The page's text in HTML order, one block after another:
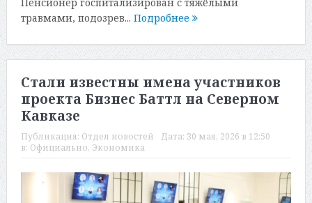
травмами, подозрев... Подробнее
Стали известны имена участников
проекта Бизнес Баттл на Северном
Кавказе
Публикация: Отдел новостей Дата: 30 мая, 2026 в 12:50
в: Официально, Экономика